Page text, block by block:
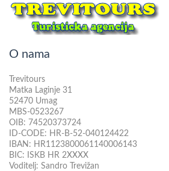
O nama
Trevitours
Matka Laginje 31
52470 Umag
MBS-0523267
OIB: 74520373724
ID-CODE: HR-B-52-040124422
IBAN: HR1123800061140006143
BIC: ISKB HR 2XXXX
Voditelj: Sandro Trevižan